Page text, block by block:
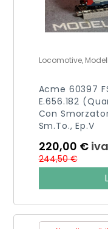
Locomotive,
Acme 60397
E.656.182
Con
Sm.to., Ep.V
244,50€
220,00 €